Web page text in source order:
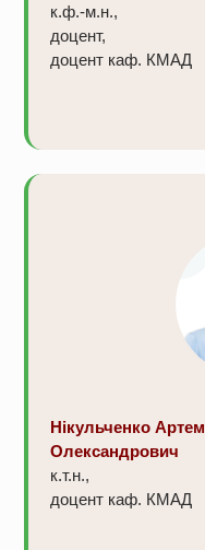
к.ф.-м.н.,
доцент,
доцент каф. КМАД
Нікульченко Артем
Олександрович
к.т.н.,
доцент каф. КМАД